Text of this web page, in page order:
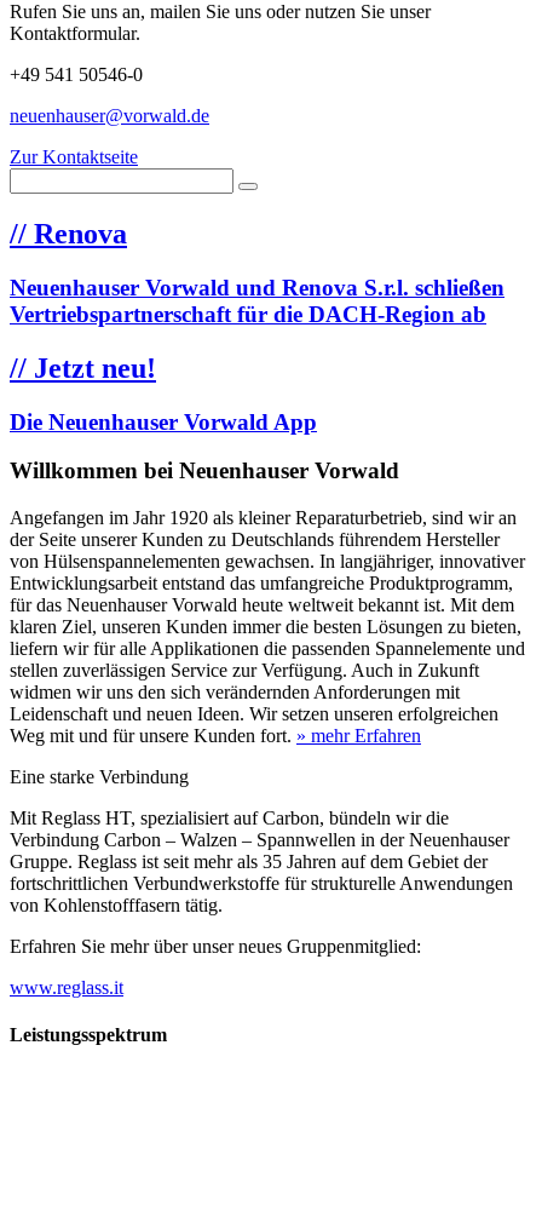
Rufen Sie uns an, mailen Sie uns oder nutzen Sie unser
Kontaktformular.
+49 541 50546-0
neuenhauser@vorwald.de
Zur Kontaktseite
// Renova
Neuenhauser Vorwald und Renova S.r.l. schließen
Vertriebspartnerschaft für die DACH-Region ab
// Jetzt neu!
Die Neuenhauser Vorwald App
Willkommen bei Neuenhauser Vorwald
Angefangen im Jahr 1920 als kleiner Reparaturbetrieb, sind wir an
der Seite unserer Kunden zu Deutschlands führendem Hersteller
von Hülsenspannelementen gewachsen. In langjähriger, innovativer
Entwicklungsarbeit entstand das umfangreiche Produktprogramm,
für das Neuenhauser Vorwald heute weltweit bekannt ist. Mit dem
klaren Ziel, unseren Kunden immer die besten Lösungen zu bieten,
liefern wir für alle Applikationen die passenden Spannelemente und
stellen zuverlässigen Service zur Verfügung. Auch in Zukunft
widmen wir uns den sich verändernden Anforderungen mit
Leidenschaft und neuen Ideen. Wir setzen unseren erfolgreichen
Weg mit und für unsere Kunden fort. » mehr Erfahren
Eine starke Verbindung
Mit Reglass HT, spezialisiert auf Carbon, bündeln wir die
Verbindung Carbon – Walzen – Spannwellen in der Neuenhauser
Gruppe. Reglass ist seit mehr als 35 Jahren auf dem Gebiet der
fortschrittlichen Verbundwerkstoffe für strukturelle Anwendungen
von Kohlenstofffasern tätig.
Erfahren Sie mehr über unser neues Gruppenmitglied:
www.reglass.it
Leistungsspektrum